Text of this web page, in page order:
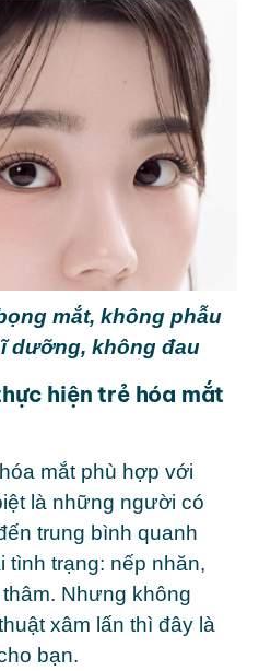
mắt, không phẫu
dưỡng, không đau
hiện trẻ hóa mắt
mắt phù hợp với
là những người có
trung bình quanh
tình trạng: nếp nhăn,
Nhưng không
xâm lấn thì đây là
bạn.